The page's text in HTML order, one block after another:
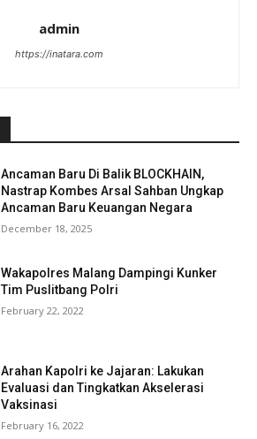
admin
https://inatara.com
Ancaman Baru Di Balik BLOCKHAIN,
Nastrap Kombes Arsal Sahban Ungkap
Ancaman Baru Keuangan Negara
December 18, 2025
Wakapolres Malang Dampingi Kunker
Tim Puslitbang Polri
February 22, 2022
Arahan Kapolri ke Jajaran: Lakukan
Evaluasi dan Tingkatkan Akselerasi
Vaksinasi
February 16, 2022